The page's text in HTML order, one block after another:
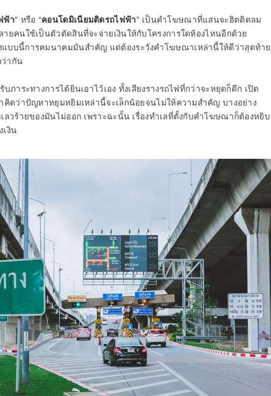
ฟ้า” หรือ “คอนโดมิเนียมติดรถไฟฟ้า” เป็นคำโฆษณาที่แสนจะฮิตติดลม
คนใช้เป็นตัวตัดสินที่จะจ่ายเงินให้กับโครงการใดห้องไหนอีกด้วย
บบนี้การคมนาคมมันสำคัญ แต่ต้องระวังคำโฆษณาเหล่านี้ให้ดีว่าสุดท้าย
ว่ากัน
ภาระทางการได้ยินเอาไว้เอง ทั้งเสียงรางรถไฟที่กว่าจะหยุดก็ดึก เปิด
คิดว่าปัญหาหยุมหยิมเหล่านี้จะเล็กน้อยจนไม่ให้ความสำคัญ บางอย่าง
ลวร้ายของมันไม่ออก เพราะฉะนั้น เรื่องทำเลที่ตั้งกับคำโฆษณาก็ต้องหยิบ
งิน